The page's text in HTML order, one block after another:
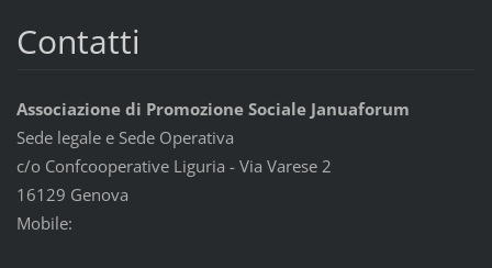
Contatti
Associazione di Promozione Sociale Januaforum
Sede legale e Sede Operativa
c/o Confcooperative Liguria - Via Varese 2
16129 Genova
Mobile: